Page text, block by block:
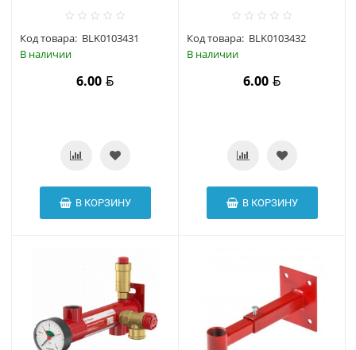
Код товара: BLK0103431
В наличии
6.00
В КОРЗИНУ
Код товара: BLK0103432
В наличии
6.00
В КОРЗИНУ